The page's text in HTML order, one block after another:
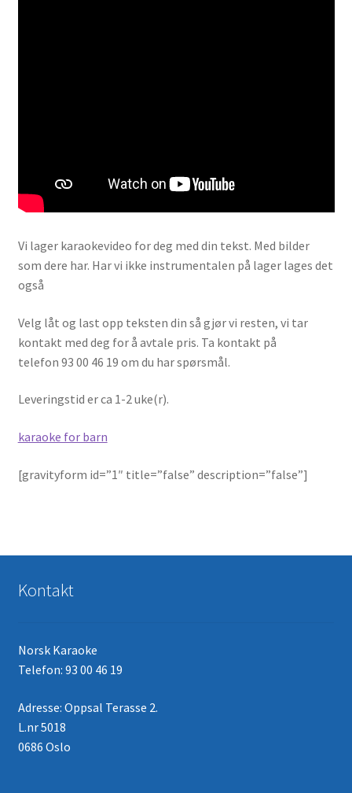
Vi lager karaokevideo for deg med din tekst. Med bilder
som dere har. Har vi ikke instrumentalen på lager lages det
også
Velg låt og last opp teksten din så gjør vi resten, vi tar
kontakt med deg for å avtale pris. Ta kontakt på
telefon 93 00 46 19 om du har spørsmål.
Leveringstid er ca 1-2 uke(r).
karaoke for barn
[gravityform id=”1″ title=”false” description=”false”]
Kontakt
Norsk Karaoke
Telefon: 93 00 46 19
Adresse: Oppsal Terasse 2.
L.nr 5018
0686 Oslo